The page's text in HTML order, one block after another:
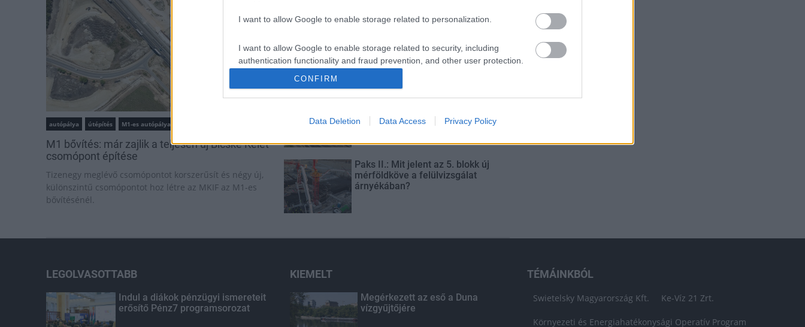
I want to allow Google to enable storage related to personalization.
I want to allow Google to enable storage related to security, including
authentication functionality and fraud prevention, and other user protection.
CONFIRM
Data Deletion Data Access Privacy Policy
autópálya útépítés M1-es autópálya
M1 bővítés: már zajlik a teljesen új Bicske Kelet
csomópont építése
Tizenegy meglévő csomópontot korszerűsít és négy új,
különszintű csomópontot hoz létre az MKIF az M1-es
bővítésénél.
Hódmezővásárhely jó hírű
református iskoláját
Látványos építési szakasz indult
Paks II.: Mit jelent az 5. blokk új
mérföldköve a felülvizsgálat
árnyékában?
LEGOLVASOTTABB
Indul a diákok pénzügyi ismereteit
erősítő Pénz7 programsorozat
KIEMELT
Megérkezett az eső a Duna
vízgyűjtőjére
TÉMÁINKBÓL
Swietelsky Magyarország Kft. Ke-Víz 21 Zrt.
Környezeti és Energiahatékonysági Operatív Program